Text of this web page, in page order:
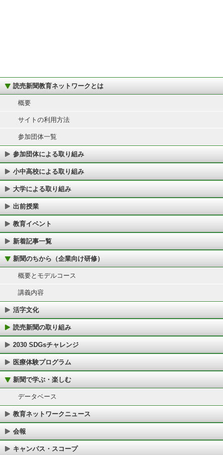
読売新聞教育ネットワークとは
概要
サイトの利用方法
参加団体一覧
参加団体による取り組み
小中高校による取り組み
大学による取り組み
出前授業
教育イベント
新着記事一覧
新聞のちから（企業向け研修）
概要とモデルコース
講義内容
活字文化
読売新聞の取り組み
2030 SDGsチャレンジ
医療体験プログラム
新聞で学ぶ・楽しむ
データベース
教育ネットワークニュース
会報
キャンパス・スコープ